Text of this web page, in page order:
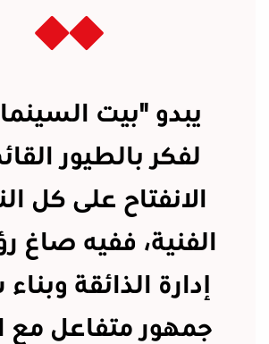
يبدو "بيت
لفكر بالطيور
الانفتاح على كل
الفنية، ففيه صاغ
إدارة الذائقة
جمهور متفاعل مع